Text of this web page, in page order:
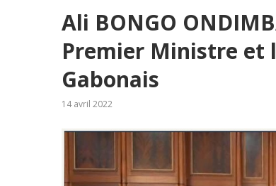
Ali BONGO
Premier Ministre et
Gabonais
14 avril 2022